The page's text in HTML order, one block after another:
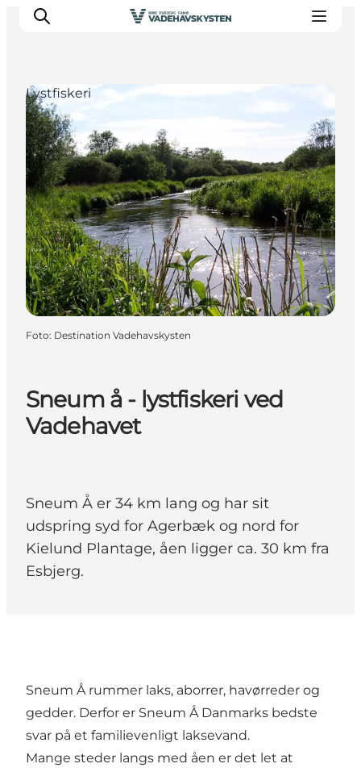
Oplev Ribe
Oplev Esbjerg
Oplev Fanø
Oplev Mandø
Oplev Vadehavet
Det Sker
Sneum å - lystfiskeri ved
Vadehavet
Sneum Å er 34 km lang og har sit
udspring syd for Agerbæk og nord for
Kielund Plantage, åen ligger ca. 30 km fra
Esbjerg.
Lystfiskeri
Foto: Destination Vadehavskysten
Sneum Å rummer laks, aborrer, havørreder og
gedder. Derfor er Sneum Å Danmarks bedste
svar på et familievenligt laksevand.
Mange steder langs med åen er det let at